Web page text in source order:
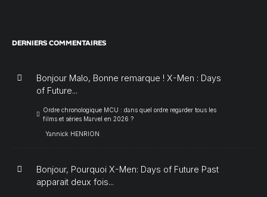
DERNIERS COMMENTAIRES
Bonjour Malo, Bonne remarque ! X-Men : Days
of Future...
Ordre chronologique MCU : dans quel ordre regarder tous les
films et séries Marvel en 2026 ?
Yannick HENRION
Bonjour, Pourquoi X-Men: Days of Future Past
apparait deux fois...